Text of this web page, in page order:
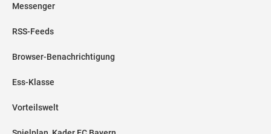
Messenger
RSS-Feeds
Browser-Benachrichtigung
Ess-Klasse
Vorteilswelt